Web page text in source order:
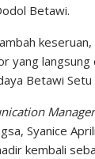
Betawi.
keseruan,
yang langsung
Betawi Setu
Manager
Syanice
kembali